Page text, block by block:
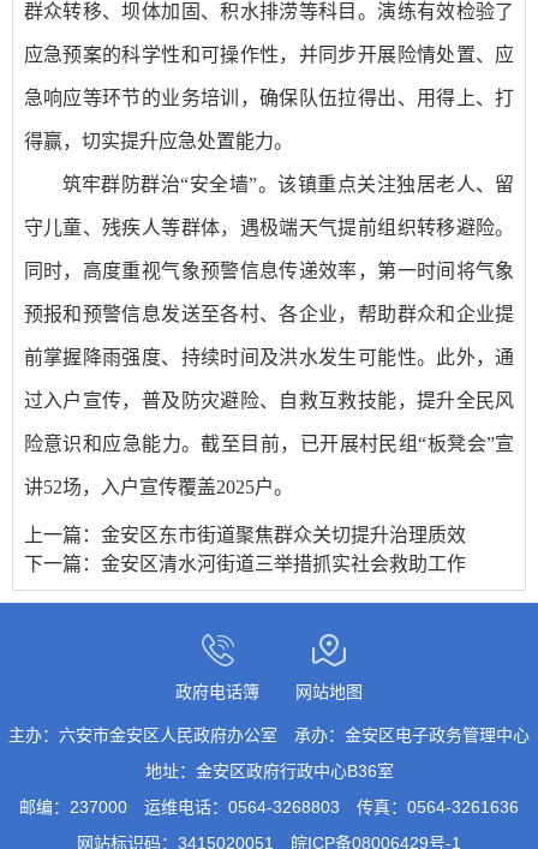
群众转移、坝体加固、积水排涝等科目。演练有效检验了
应急预案的科学性和可操作性，并同步开展险情处置、应
急响应等环节的业务培训，确保队伍拉得出、用得上、打
得赢，切实提升应急处置能力。
筑牢群防群治“安全墙”。该镇重点关注独居老人、留
守儿童、残疾人等群体，遇极端天气提前组织转移避险。
同时，高度重视气象预警信息传递效率，第一时间将气象
预报和预警信息发送至各村、各企业，帮助群众和企业提
前掌握降雨强度、持续时间及洪水发生可能性。此外，通
过入户宣传，普及防灾避险、自救互救技能，提升全民风
险意识和应急能力。截至目前，已开展村民组“板凳会”宣
讲52场，入户宣传覆盖2025户。
上一篇： 金安区东市街道聚焦群众关切提升治理质效
下一篇： 金安区清水河街道三举措抓实社会救助工作
政府电话簿 网站地图
主办：六安市金安区人民政府办公室
承办：金安区电子政务管理中心
地址：金安区政府行政中心B36室
邮编：237000
运维电话：0564-3268803
传真：0564-3261636
网站标识码：3415020051
皖ICP备08006429号-1